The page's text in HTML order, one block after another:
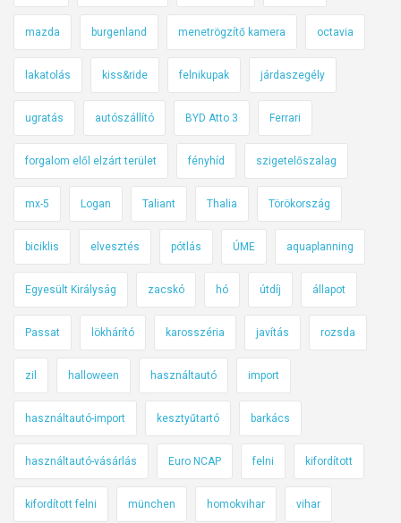
mazda burgenland menetrögzítő kamera octavia
lakatolás kiss&ride felnikupak járdaszegély
ugratás autószállító BYD Atto 3 Ferrari
forgalom elől elzárt terület fényhíd szigetelőszalag
mx-5 Logan Taliant Thalia Törökország
biciklis elvesztés pótlás ÚME aquaplanning
Egyesült Királyság zacskó hó útdíj állapot
Passat lökhárító karosszéria javítás rozsda
zil halloween használtautó import
használtautó-import kesztyűtartó barkács
használtautó-vásárlás Euro NCAP felni kifordított
kifordított felni münchen homokvihar vihar